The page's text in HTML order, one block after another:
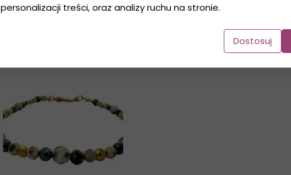
Galeria Produktu
personalizacji treści, oraz analizy ruchu na stronie.
Dostosuj